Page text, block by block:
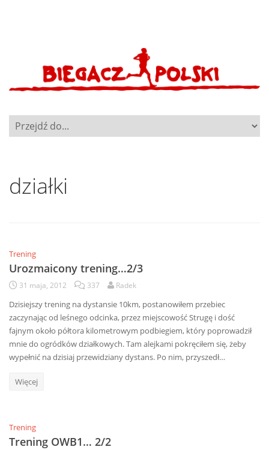
działki
Trening
Urozmaicony trening…2/3
31 maja, 2012 337 Radek
Dzisiejszy trening na dystansie 10km, postanowiłem przebiec
zaczynając od leśnego odcinka, przez miejscowość Strugę i dość
fajnym około półtora kilometrowym podbiegiem, który poprowadził
mnie do ogródków działkowych. Tam alejkami pokręciłem się, żeby
wypełnić na dzisiaj przewidziany dystans. Po nim, przyszedł…
Więcej
Trening
Trening OWB1… 2/2